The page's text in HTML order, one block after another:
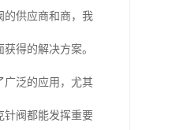
的供应商和商，我
得的解决方案。
广泛的应用，尤其
针阀都能发挥重要